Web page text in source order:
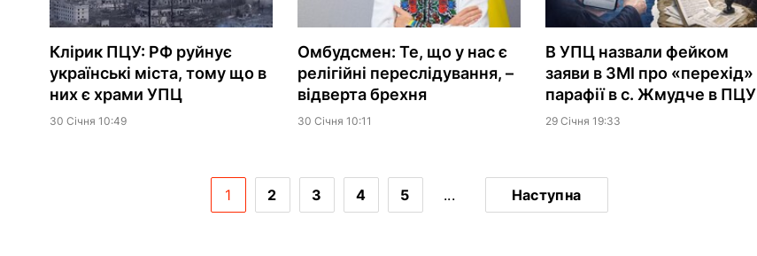
Клірик ПЦУ: РФ руйнує
українські міста, тому що в
них є храми УПЦ
30 Сiчня 10:49
Омбудсмен: Те, що у нас є
релігійні переслідування, –
відверта брехня
30 Сiчня 10:11
В УПЦ назвали фейком
заяви в ЗМІ про «перехід»
парафії в с. Жмудче в ПЦУ
29 Сiчня 19:33
1 2 3 4 5 ... Наступна